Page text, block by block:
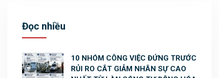
Đọc nhiều
10 NHÓM CÔNG VIỆC ĐỨNG TRƯỚC
RỦI RO CẮT GIẢM NHÂN SỰ CAO